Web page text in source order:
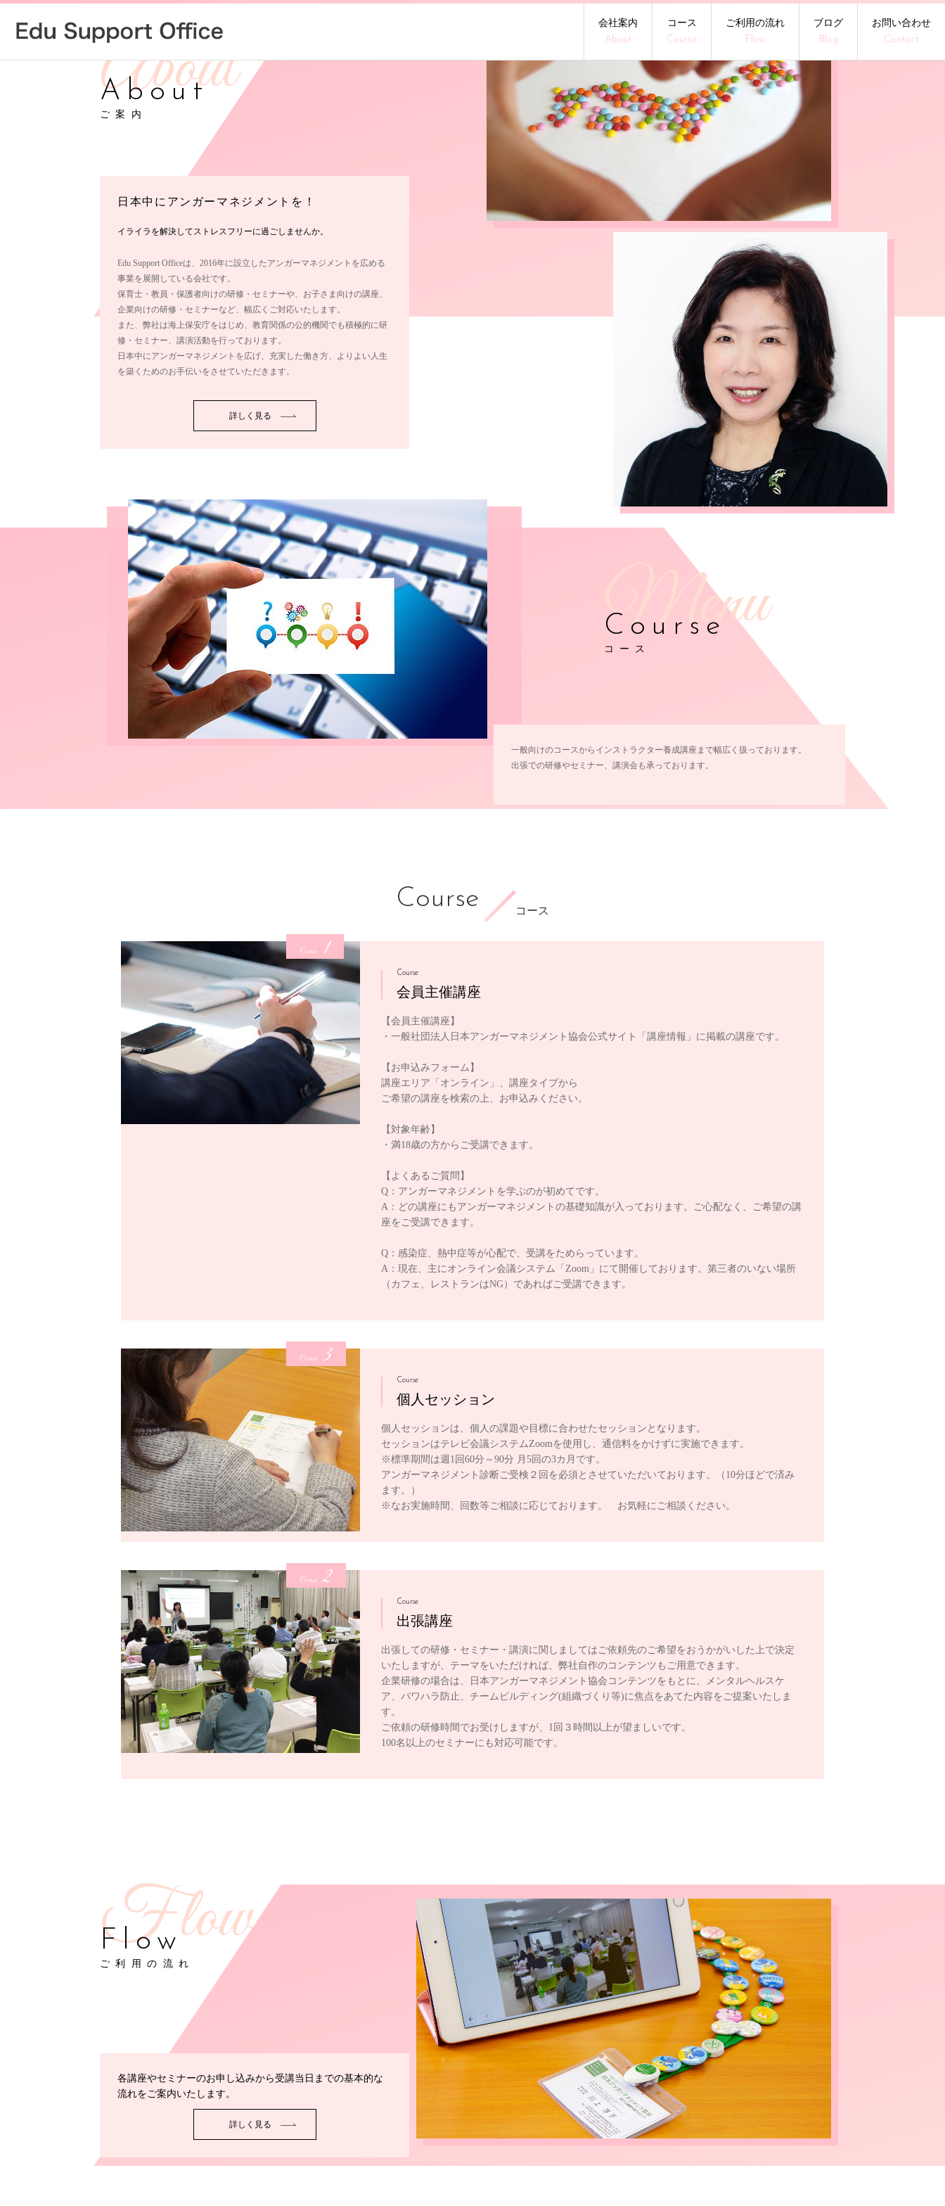
会社案内
About
コース
Course
ご利用の流れ
Flow
ブログ
Blog
お問い合わせ
Contact
About
ご案内
日本中にアンガーマネジメントを！
イライラを解決してストレスフリーに過ごしませんか。
Edu Support Officeは、2016年に設立したアンガーマネジメントを広める
事業を展開している会社です。
保育士・教員・保護者向けの研修・セミナーや、お子さま向けの講座、
企業向けの研修・セミナーなど、幅広くご対応いたします。
また、弊社は海上保安庁をはじめ、教育関係の公的機関でも積極的に研
修・セミナー、講演活動を行っております。
日本中にアンガーマネジメントを広げ、充実した働き方、よりよい人生
を築くためのお手伝いをさせていただきます。
詳しく見る
Course
コース
一般向けのコースからインストラクター養成講座まで幅広く扱っております。
出張での研修やセミナー、講演会も承っております。
Course コース
Course 1
Course
会員主催講座
【会員主催講座】
・一般社団法人日本アンガーマネジメント協会公式サイト「講座情報」に掲載の講座です。
【お申込みフォーム】
講座エリア「オンライン」、講座タイプから
ご希望の講座を検索の上、お申込みください。
【対象年齢】
・満18歳の方からご受講できます。
【よくあるご質問】
Q：アンガーマネジメントを学ぶのが初めてです。
A：どの講座にもアンガーマネジメントの基礎知識が入っております。ご心配なく、ご希望の講
座をご受講できます。
Q：感染症、熱中症等が心配で、受講をためらっています。
A：現在、主にオンライン会議システム「Zoom」にて開催しております。第三者のいない場所
（カフェ、レストランはNG）であればご受講できます。
Course 3
Course
個人セッション
個人セッションは、個人の課題や目標に合わせたセッションとなります。
セッションはテレビ会議システムZoomを使用し、通信料をかけずに実施できます。
※標準期間は週1回60分～90分 月5回の3カ月です。
アンガーマネジメント診断ご受検２回を必須とさせていただいております。（10分ほどで済み
ます。）
※なお実施時間、回数等ご相談に応じております。 お気軽にご相談ください。
Course 2
Course
出張講座
出張しての研修・セミナー・講演に関しましてはご依頼先のご希望をおうかがいした上で決定
いたしますが、テーマをいただければ、弊社自作のコンテンツもご用意できます。
企業研修の場合は、日本アンガーマネジメント協会コンテンツをもとに、メンタルヘルスケ
ア、パワハラ防止、チームビルディング(組織づくり等)に焦点をあてた内容をご提案いたしま
す。
ご依頼の研修時間でお受けしますが、1回３時間以上が望ましいです。
100名以上のセミナーにも対応可能です。
Flow
ご利用の流れ
各講座やセミナーのお申し込みから受講当日までの基本的な
流れをご案内いたします。
詳しく見る